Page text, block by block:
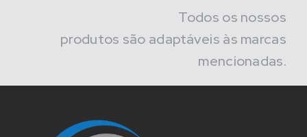
Todos os nossos
produtos são adaptáveis às marcas
mencionadas.